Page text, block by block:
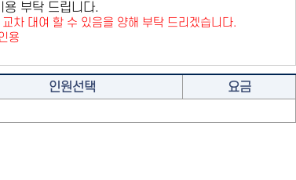
부탁 드립니다.
차 대여 할 수 있음을 양해 부탁 드리겠습니다.
용
인원선택
요금